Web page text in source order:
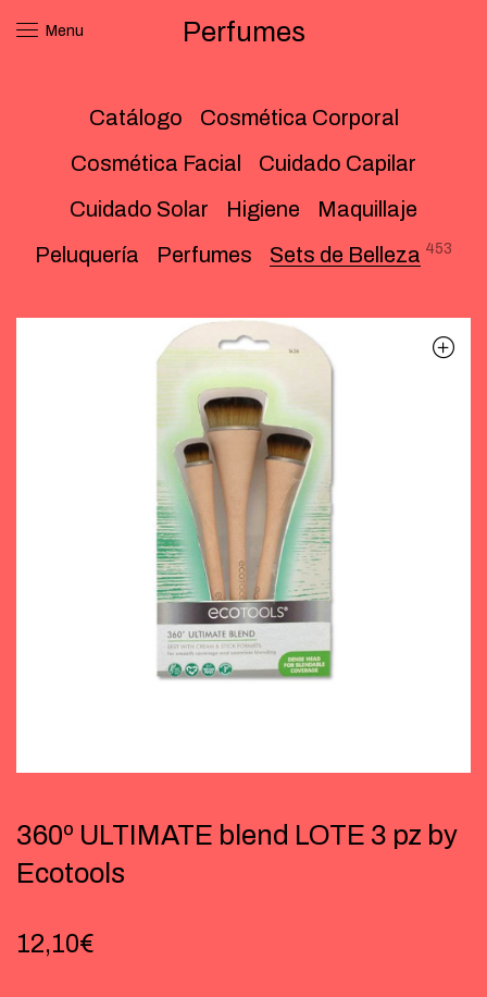
Menu Perfumes
Catálogo
Cosmética Corporal
Cosmética Facial
Cuidado Capilar
Cuidado Solar
Higiene
Maquillaje
Peluquería
Perfumes Sets de Belleza 453
360º ULTIMATE blend LOTE 3 pz by
Ecotools
12,10€